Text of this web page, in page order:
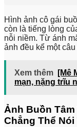
Hình ảnh cô gái
còn là tiếng lòng
nỗi niềm. Từ ánh
ảnh đều kể một
Xem thêm
[Mê
mạn, nặng trĩu
Ảnh Buồn Tâm
Chẳng Thể